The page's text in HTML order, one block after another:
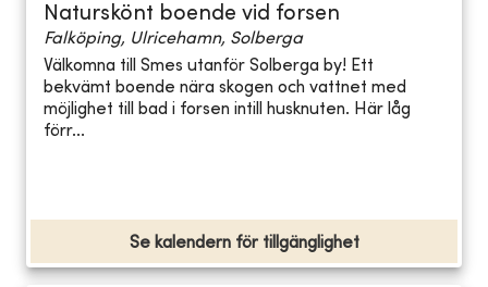
Naturskönt boende vid forsen
Falköping, Ulricehamn, Solberga
Välkomna till Smes utanför Solberga by! Ett
bekvämt boende nära skogen och vattnet med
möjlighet till bad i forsen intill husknuten. Här låg
förr...
Se kalendern för tillgänglighet